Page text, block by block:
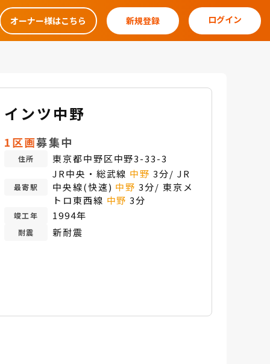
オーナー様はこちら 新規登録 ログイン
インツ中野
1区画募集中
住所 東京都中野区中野3-33-3
最寄駅
JR中央・総武線 中野 3分/ JR
中央線(快速) 中野 3分/ 東京メ
トロ東西線 中野 3分
竣工年 1994年
耐震 新耐震